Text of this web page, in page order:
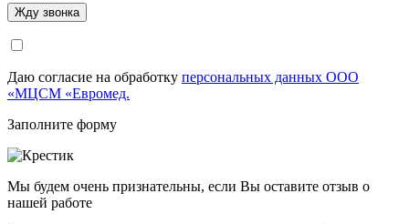
Даю согласие на обработку персональных данных ООО
«МЦСМ «Евромед.
Заполните форму
Мы будем очень признательны, если Вы оставите отзыв о
нашей работе